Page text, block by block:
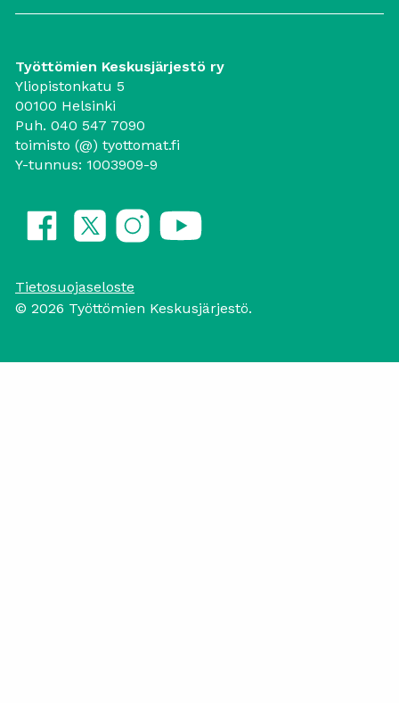
Työttömien Keskusjärjestö ry
Yliopistonkatu 5
00100 Helsinki
Puh. 040 547 7090
toimisto (@) tyottomat.fi
Y-tunnus: 1003909-9
Tietosuojaseloste
© 2026 Työttömien Keskusjärjestö.